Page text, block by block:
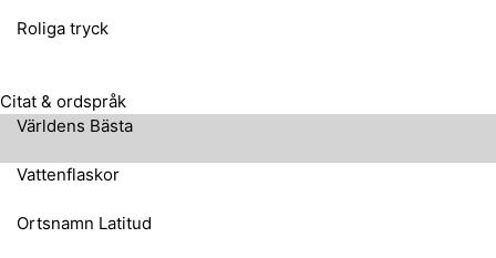
Roliga tryck
Citat & ordspråk
Världens Bästa
Vattenflaskor
Ortsnamn Latitud